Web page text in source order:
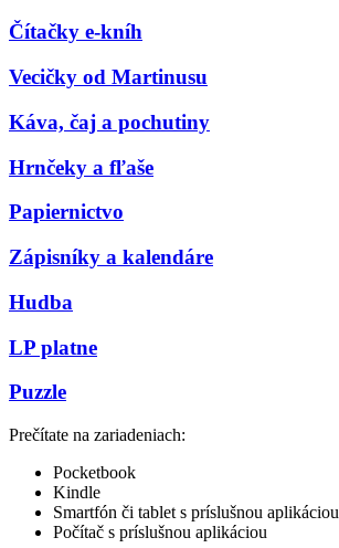
Čítačky e-kníh
Vecičky od Martinusu
Káva, čaj a pochutiny
Hrnčeky a fľaše
Papiernictvo
Zápisníky a kalendáre
Hudba
LP platne
Puzzle
Prečítate na zariadeniach:
Pocketbook
Kindle
Smartfón či tablet s príslušnou aplikáciou
Počítač s príslušnou aplikáciou